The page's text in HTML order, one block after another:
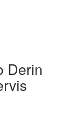
Derin